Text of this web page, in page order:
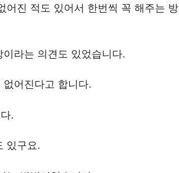
어진 적도 있어서 한번씩 꼭 해주는 방
라는 의견도 있었습니다.
어진다고 합니다.
.
있구요.